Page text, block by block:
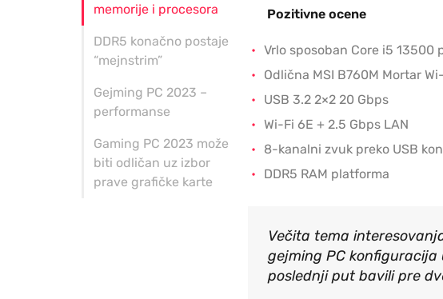
memorije i procesora
DDR5 konačno postaje
“mejnstrim”
Gejming PC 2023 –
performanse
Gaming PC 2023 može
biti odličan uz izbor
prave grafičke karte
Pozitivne ocene
Vrlo sposoban Core i5 13500
Odlična MSI B760M Mortar
USB 3.2 2×2 20 Gbps
Wi-Fi 6E + 2.5 Gbps LAN
8-kanalni zvuk preko USB
DDR5 RAM platforma
Večita tema
gejming PC konfiguracija
poslednji put bavili pre